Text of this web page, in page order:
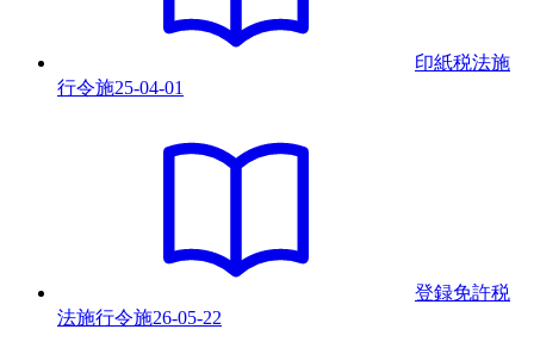
印紙税法施
行令施25-04-01
登録免許税
法施行令施26-05-22